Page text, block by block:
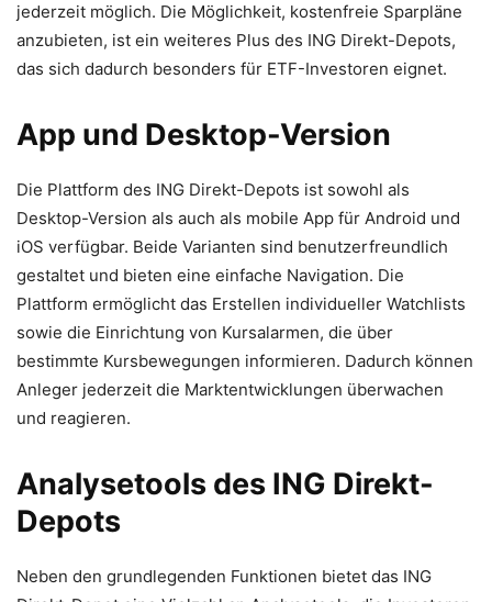
jederzeit möglich. Die Möglichkeit, kostenfreie Sparpläne
anzubieten, ist ein weiteres Plus des ING Direkt-Depots,
das sich dadurch besonders für ETF-Investoren eignet.
App und Desktop-Version
Die Plattform des ING Direkt-Depots ist sowohl als
Desktop-Version als auch als mobile App für Android und
iOS verfügbar. Beide Varianten sind benutzerfreundlich
gestaltet und bieten eine einfache Navigation. Die
Plattform ermöglicht das Erstellen individueller Watchlists
sowie die Einrichtung von Kursalarmen, die über
bestimmte Kursbewegungen informieren. Dadurch können
Anleger jederzeit die Marktentwicklungen überwachen
und reagieren.
Analysetools des ING Direkt-
Depots
Neben den grundlegenden Funktionen bietet das ING